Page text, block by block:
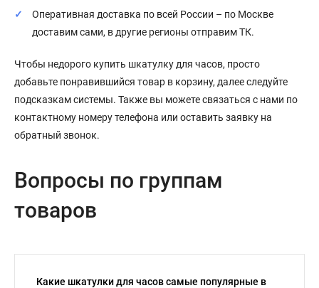
Оперативная доставка по всей России – по Москве
доставим сами, в другие регионы отправим ТК.
Чтобы недорого купить шкатулку для часов, просто
добавьте понравившийся товар в корзину, далее следуйте
подсказкам системы. Также вы можете связаться с нами по
контактному номеру телефона или оставить заявку на
обратный звонок.
Вопросы по группам
товаров
Какие шкатулки для часов самые популярные в